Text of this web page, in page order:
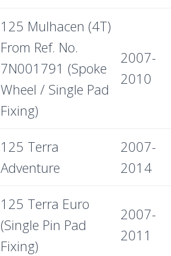
125 Mulhacen (4T)
From Ref. No.
7N001791 (Spoke
Wheel / Single Pad
Fixing)
2007-
2010
125 Terra
Adventure
2007-
2014
125 Terra Euro
(Single Pin Pad
Fixing)
2007-
2011